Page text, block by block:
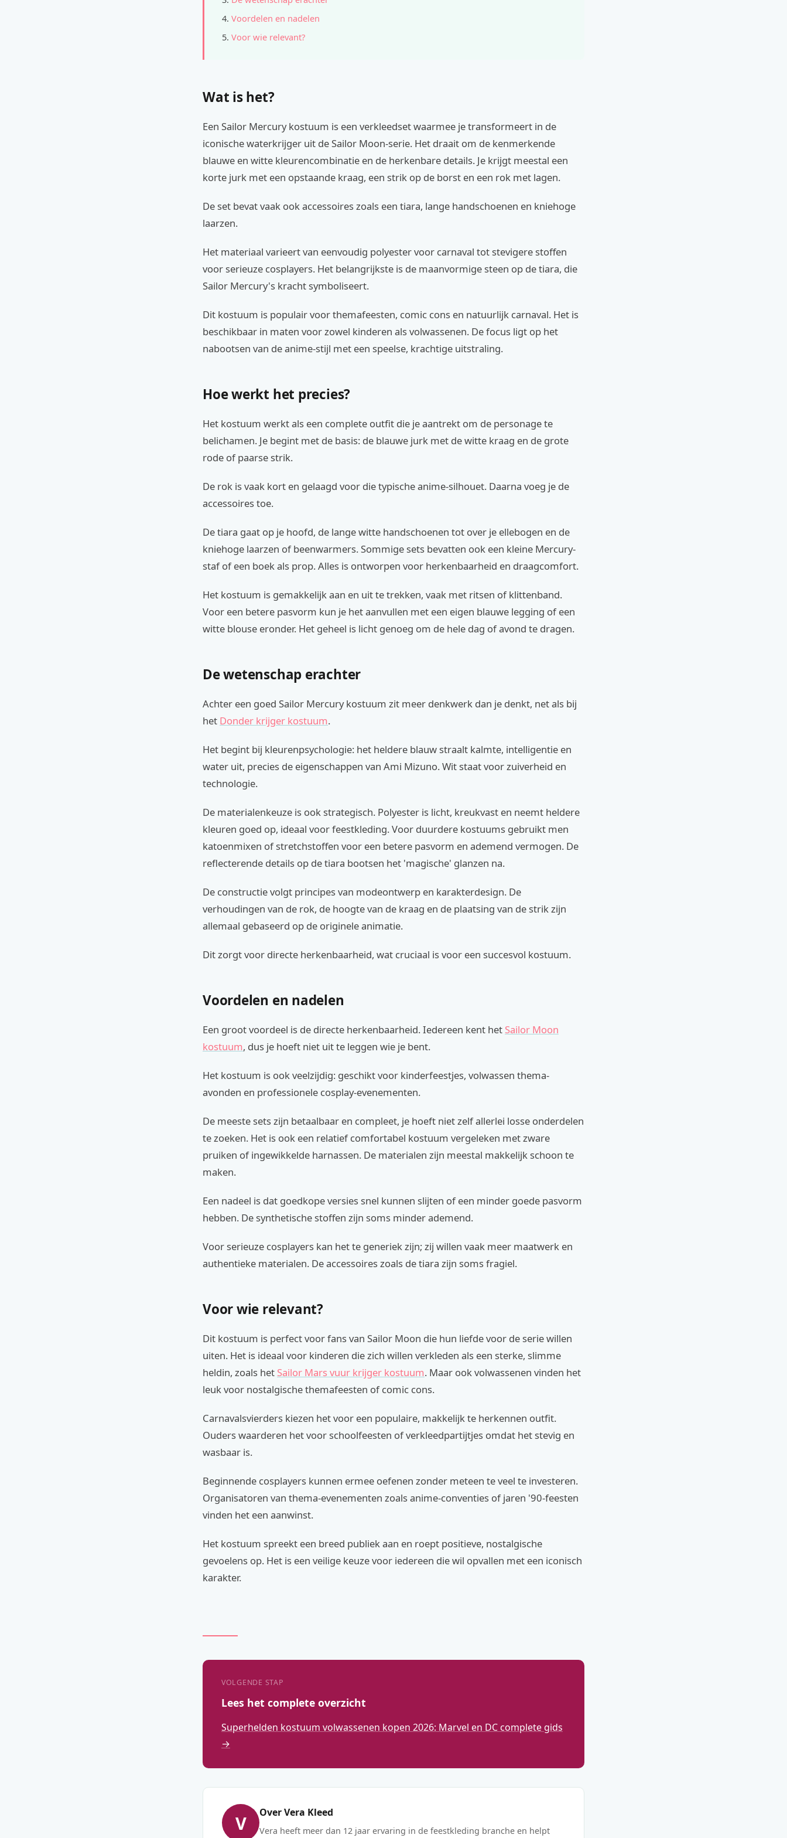
Voordelen en nadelen
Voor wie relevant?
Wat is het?
Een Sailor Mercury kostuum is een verkleedset waarmee je transformeert in de
iconische waterkrijger uit de Sailor Moon-serie. Het draait om de kenmerkende
blauwe en witte kleurencombinatie en de herkenbare details. Je krijgt meestal een
korte jurk met een opstaande kraag, een strik op de borst en een rok met lagen.
De set bevat vaak ook accessoires zoals een tiara, lange handschoenen en kniehoge
laarzen.
Het materiaal varieert van eenvoudig polyester voor carnaval tot stevigere stoffen
voor serieuze cosplayers. Het belangrijkste is de maanvormige steen op de tiara, die
Sailor Mercury's kracht symboliseert.
Dit kostuum is populair voor themafeesten, comic cons en natuurlijk carnaval. Het is
beschikbaar in maten voor zowel kinderen als volwassenen. De focus ligt op het
nabootsen van de anime-stijl met een speelse, krachtige uitstraling.
Hoe werkt het precies?
Het kostuum werkt als een complete outfit die je aantrekt om de personage te
belichamen. Je begint met de basis: de blauwe jurk met de witte kraag en de grote
rode of paarse strik.
De rok is vaak kort en gelaagd voor die typische anime-silhouet. Daarna voeg je de
accessoires toe.
De tiara gaat op je hoofd, de lange witte handschoenen tot over je ellebogen en de
kniehoge laarzen of beenwarmers. Sommige sets bevatten ook een kleine Mercury-
staf of een boek als prop. Alles is ontworpen voor herkenbaarheid en draagcomfort.
Het kostuum is gemakkelijk aan en uit te trekken, vaak met ritsen of klittenband.
Voor een betere pasvorm kun je het aanvullen met een eigen blauwe legging of een
witte blouse eronder. Het geheel is licht genoeg om de hele dag of avond te dragen.
De wetenschap erachter
Achter een goed Sailor Mercury kostuum zit meer denkwerk dan je denkt, net als bij
het Donder krijger kostuum.
Het begint bij kleurenpsychologie: het heldere blauw straalt kalmte, intelligentie en
water uit, precies de eigenschappen van Ami Mizuno. Wit staat voor zuiverheid en
technologie.
De materialenkeuze is ook strategisch. Polyester is licht, kreukvast en neemt heldere
kleuren goed op, ideaal voor feestkleding. Voor duurdere kostuums gebruikt men
katoenmixen of stretchstoffen voor een betere pasvorm en ademend vermogen. De
reflecterende details op de tiara bootsen het 'magische' glanzen na.
De constructie volgt principes van modeontwerp en karakterdesign. De
verhoudingen van de rok, de hoogte van de kraag en de plaatsing van de strik zijn
allemaal gebaseerd op de originele animatie.
Dit zorgt voor directe herkenbaarheid, wat cruciaal is voor een succesvol kostuum.
Voordelen en nadelen
Een groot voordeel is de directe herkenbaarheid. Iedereen kent het Sailor Moon
kostuum, dus je hoeft niet uit te leggen wie je bent.
Het kostuum is ook veelzijdig: geschikt voor kinderfeestjes, volwassen thema-
avonden en professionele cosplay-evenementen.
De meeste sets zijn betaalbaar en compleet, je hoeft niet zelf allerlei losse onderdelen
te zoeken. Het is ook een relatief comfortabel kostuum vergeleken met zware
pruiken of ingewikkelde harnassen. De materialen zijn meestal makkelijk schoon te
maken.
Een nadeel is dat goedkope versies snel kunnen slijten of een minder goede pasvorm
hebben. De synthetische stoffen zijn soms minder ademend.
Voor serieuze cosplayers kan het te generiek zijn; zij willen vaak meer maatwerk en
authentieke materialen. De accessoires zoals de tiara zijn soms fragiel.
Voor wie relevant?
Dit kostuum is perfect voor fans van Sailor Moon die hun liefde voor de serie willen
uiten. Het is ideaal voor kinderen die zich willen verkleden als een sterke, slimme
heldin, zoals het Sailor Mars vuur krijger kostuum. Maar ook volwassenen vinden het
leuk voor nostalgische themafeesten of comic cons.
Carnavalsvierders kiezen het voor een populaire, makkelijk te herkennen outfit.
Ouders waarderen het voor schoolfeesten of verkleedpartijtjes omdat het stevig en
wasbaar is.
Beginnende cosplayers kunnen ermee oefenen zonder meteen te veel te investeren.
Organisatoren van thema-evenementen zoals anime-conventies of jaren '90-feesten
vinden het een aanwinst.
Het kostuum spreekt een breed publiek aan en roept positieve, nostalgische
gevoelens op. Het is een veilige keuze voor iedereen die wil opvallen met een iconisch
karakter.
VOLGENDE STAP
Lees het complete overzicht
Superhelden kostuum volwassenen kopen 2026: Marvel en DC complete gids
→
V Over Vera Kleed
Vera heeft meer dan 12 jaar ervaring in de feestkleding branche en helpt